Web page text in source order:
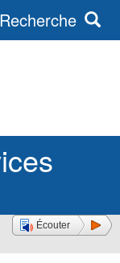
Recherche
Écouter